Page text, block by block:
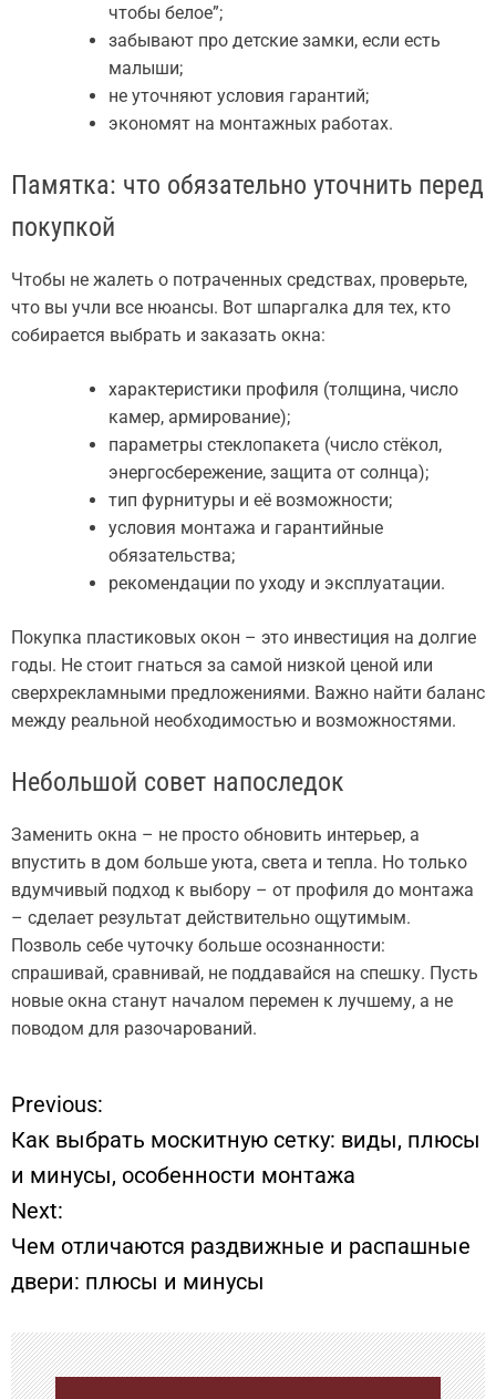
чтобы белое”;
забывают про детские замки, если есть
малыши;
не уточняют условия гарантий;
экономят на монтажных работах.
Памятка: что обязательно уточнить перед
покупкой
Чтобы не жалеть о потраченных средствах, проверьте,
что вы учли все нюансы. Вот шпаргалка для тех, кто
собирается выбрать и заказать окна:
характеристики профиля (толщина, число
камер, армирование);
параметры стеклопакета (число стёкол,
энергосбережение, защита от солнца);
тип фурнитуры и её возможности;
условия монтажа и гарантийные
обязательства;
рекомендации по уходу и эксплуатации.
Покупка пластиковых окон – это инвестиция на долгие
годы. Не стоит гнаться за самой низкой ценой или
сверхрекламными предложениями. Важно найти баланс
между реальной необходимостью и возможностями.
Небольшой совет напоследок
Заменить окна – не просто обновить интерьер, а
впустить в дом больше уюта, света и тепла. Но только
вдумчивый подход к выбору – от профиля до монтажа
– сделает результат действительно ощутимым.
Позволь себе чуточку больше осознанности:
спрашивай, сравнивай, не поддавайся на спешку. Пусть
новые окна станут началом перемен к лучшему, а не
поводом для разочарований.
Н
а
в
и
г
а
Previous:
Как выбрать москитную сетку: виды, плюсы
и минусы, особенности монтажа
Next:
Чем отличаются раздвижные и распашные
двери: плюсы и минусы